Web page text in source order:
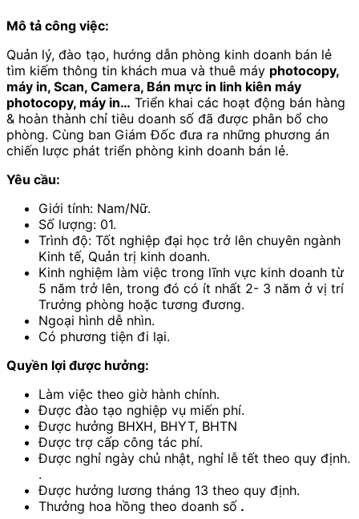
Mô tả công việc:
Quản lý, đào tạo, hướng dẫn phòng kinh doanh bán lẻ
tìm kiếm thông tin khách mua và thuê máy photocopy,
máy in, Scan, Camera, Bán mực in linh kiên máy
photocopy, máy in… Triển khai các hoạt động bán hàng
& hoàn thành chỉ tiêu doanh số đã được phân bổ cho
phòng. Cùng ban Giám Đốc đưa ra những phương án
chiến lược phát triển phòng kinh doanh bán lẻ.
Yêu cầu:
Giới tính: Nam/Nữ.
Số lượng: 01.
Trình độ: Tốt nghiệp đại học trở lên chuyên ngành
Kinh tế, Quản trị kinh doanh.
Kinh nghiệm làm việc trong lĩnh vực kinh doanh từ
5 năm trở lên, trong đó có ít nhất 2- 3 năm ở vị trí
Trưởng phòng hoặc tương đương.
Ngoại hình dễ nhìn.
Có phương tiện đi lại.
Quyền lợi được hưởng:
Làm việc theo giờ hành chính.
Được đào tạo nghiệp vụ miến phí.
Được hưởng BHXH, BHYT, BHTN
Được trợ cấp công tác phí.
Được nghỉ ngày chủ nhật, nghỉ lễ tết theo quy định.
.
Được hưởng lương tháng 13 theo quy định.
Thưởng hoa hồng theo doanh số .